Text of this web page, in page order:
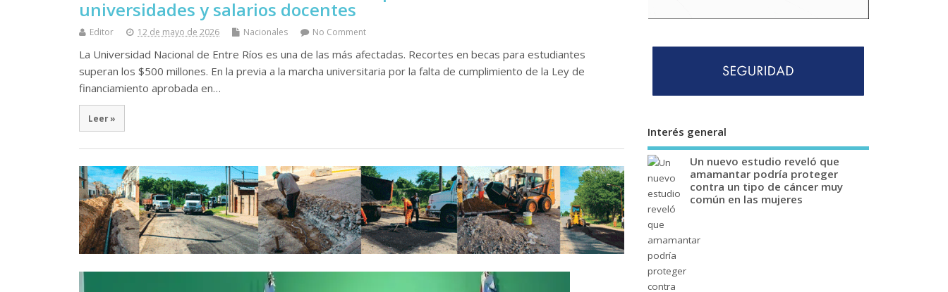
universidades y salarios docentes
Editor 12 de mayo de 2026 Nacionales No Comment
La Universidad Nacional de Entre Ríos es una de las más afectadas. Recortes en becas para estudiantes
superan los $500 millones. En la previa a la marcha universitaria por la falta de cumplimiento de la Ley de
financiamiento aprobada en…
Leer »
Interés general
Un nuevo estudio reveló que
amamantar podría proteger
contra un tipo de cáncer muy
común en las mujeres